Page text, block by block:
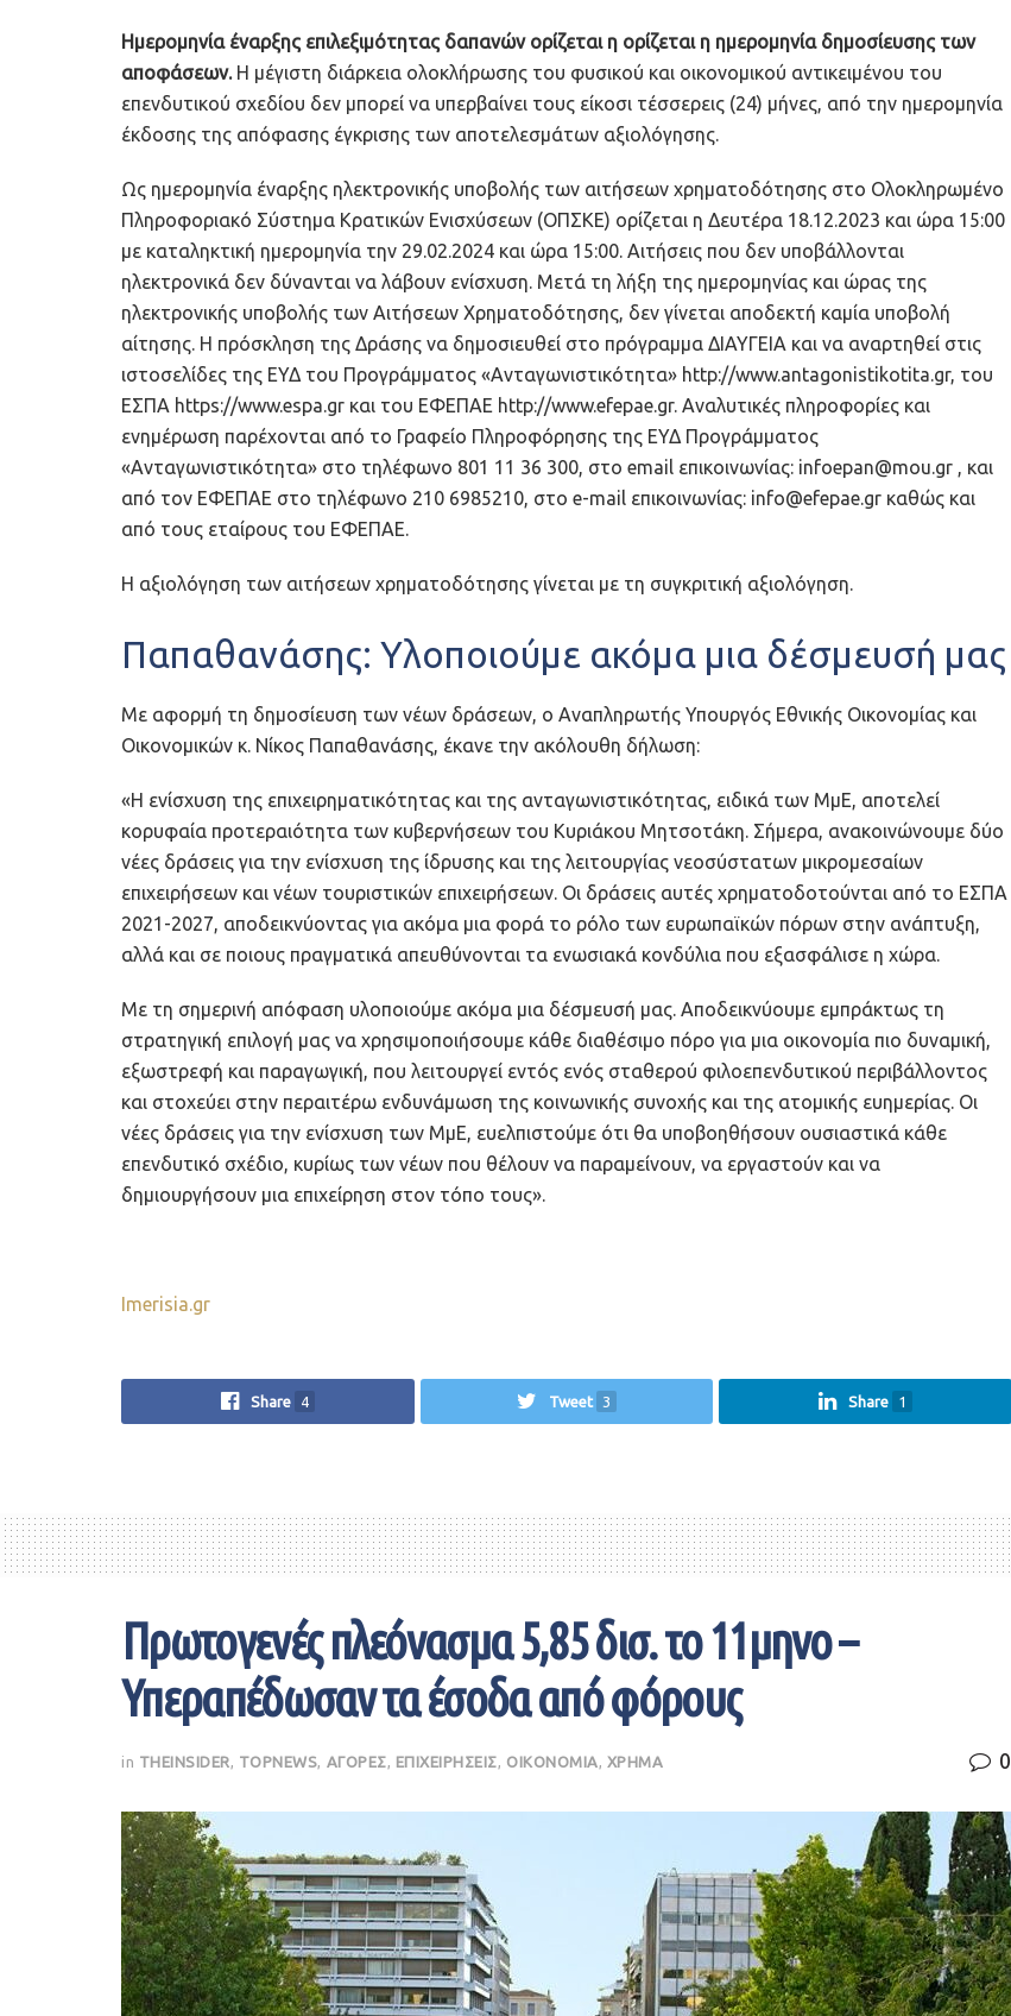
Ημερομηνία έναρξης επιλεξιμότητας δαπανών ορίζεται η ορίζεται η ημερομηνία δημοσίευσης των
αποφάσεων. Η μέγιστη διάρκεια ολοκλήρωσης του φυσικού και οικονομικού αντικειμένου του
επενδυτικού σχεδίου δεν μπορεί να υπερβαίνει τους είκοσι τέσσερεις (24) μήνες, από την ημερομηνία
έκδοσης της απόφασης έγκρισης των αποτελεσμάτων αξιολόγησης.
Ως ημερομηνία έναρξης ηλεκτρονικής υποβολής των αιτήσεων χρηματοδότησης στο Ολοκληρωμένο
Πληροφοριακό Σύστημα Κρατικών Ενισχύσεων (ΟΠΣΚΕ) ορίζεται η Δευτέρα 18.12.2023 και ώρα 15:00
με καταληκτική ημερομηνία την 29.02.2024 και ώρα 15:00. Αιτήσεις που δεν υποβάλλονται
ηλεκτρονικά δεν δύνανται να λάβουν ενίσχυση. Μετά τη λήξη της ημερομηνίας και ώρας της
ηλεκτρονικής υποβολής των Αιτήσεων Χρηματοδότησης, δεν γίνεται αποδεκτή καμία υποβολή
αίτησης. Η πρόσκληση της Δράσης να δημοσιευθεί στο πρόγραμμα ΔΙΑΥΓΕΙΑ και να αναρτηθεί στις
ιστοσελίδες της ΕΥΔ του Προγράμματος «Ανταγωνιστικότητα» http://www.antagonistikotita.gr, του
ΕΣΠΑ https://www.espa.gr και του ΕΦΕΠΑΕ http://www.efepae.gr. Αναλυτικές πληροφορίες και
ενημέρωση παρέχονται από το Γραφείο Πληροφόρησης της ΕΥΔ Προγράμματος
«Ανταγωνιστικότητα» στο τηλέφωνο 801 11 36 300, στο email επικοινωνίας: infoepan@mou.gr , και
από τον ΕΦΕΠΑΕ στο τηλέφωνο 210 6985210, στο e-mail επικοινωνίας: info@efepae.gr καθώς και
από τους εταίρους του ΕΦΕΠΑΕ.
Η αξιολόγηση των αιτήσεων χρηματοδότησης γίνεται με τη συγκριτική αξιολόγηση.
Παπαθανάσης: Υλοποιούμε ακόμα μια δέσμευσή μας
Με αφορμή τη δημοσίευση των νέων δράσεων, ο Αναπληρωτής Υπουργός Εθνικής Οικονομίας και
Οικονομικών κ. Νίκος Παπαθανάσης, έκανε την ακόλουθη δήλωση:
«Η ενίσχυση της επιχειρηματικότητας και της ανταγωνιστικότητας, ειδικά των ΜμΕ, αποτελεί
κορυφαία προτεραιότητα των κυβερνήσεων του Κυριάκου Μητσοτάκη. Σήμερα, ανακοινώνουμε δύο
νέες δράσεις για την ενίσχυση της ίδρυσης και της λειτουργίας νεοσύστατων μικρομεσαίων
επιχειρήσεων και νέων τουριστικών επιχειρήσεων. Οι δράσεις αυτές χρηματοδοτούνται από το ΕΣΠΑ
2021-2027, αποδεικνύοντας για ακόμα μια φορά το ρόλο των ευρωπαϊκών πόρων στην ανάπτυξη,
αλλά και σε ποιους πραγματικά απευθύνονται τα ενωσιακά κονδύλια που εξασφάλισε η χώρα.
Με τη σημερινή απόφαση υλοποιούμε ακόμα μια δέσμευσή μας. Αποδεικνύουμε εμπράκτως τη
στρατηγική επιλογή μας να χρησιμοποιήσουμε κάθε διαθέσιμο πόρο για μια οικονομία πιο δυναμική,
εξωστρεφή και παραγωγική, που λειτουργεί εντός ενός σταθερού φιλοεπενδυτικού περιβάλλοντος
και στοχεύει στην περαιτέρω ενδυνάμωση της κοινωνικής συνοχής και της ατομικής ευημερίας. Οι
νέες δράσεις για την ενίσχυση των ΜμΕ, ευελπιστούμε ότι θα υποβοηθήσουν ουσιαστικά κάθε
επενδυτικό σχέδιο, κυρίως των νέων που θέλουν να παραμείνουν, να εργαστούν και να
δημιουργήσουν μια επιχείρηση στον τόπο τους».
Imerisia.gr
Share 4 Tweet 3 Share 1
Πρωτογενές πλεόνασμα 5,85 δισ. το 11μηνο –
Υπεραπέδωσαν τα έσοδα από φόρους
in THEINSIDER TOPNEWS ΑΓΟΡΕΣ ΕΠΙΧΕΙΡΗΣΕΙΣ ΟΙΚΟΝΟΜΙΑ ΧΡΗΜΑ 0